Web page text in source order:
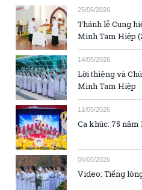
25/06/2026
Thánh lễ Cung
Minh Tam Hiệp
14/05/2026
Lời thiêng và
Minh Tam Hiệp
11/05/2026
Ca khúc: 75
06/05/2026
Video: Tiếng